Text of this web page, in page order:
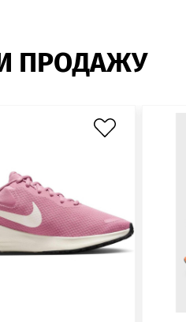
ПРОДАЖУ